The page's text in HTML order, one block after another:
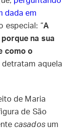
dada em
especial: “A
na sua
como o
aquela
de Maria
de São
casadosum